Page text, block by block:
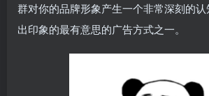
群对你的品牌形象产生一个非常深刻的
出印象的最有意思的广告方式之一。